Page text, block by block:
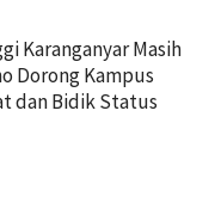
Karanganyar Masih
Dorong Kampus
dan Bidik Status